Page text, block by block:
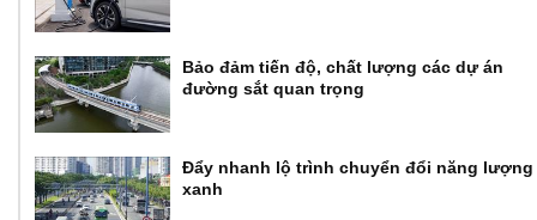
Bảo đảm tiến độ, chất lượng các dự án
đường sắt quan trọng
Đẩy nhanh lộ trình chuyển đổi năng lượng
xanh